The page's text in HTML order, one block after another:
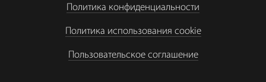
Политика конфиденциальности
Политика использования cookie
Пользовательское соглашение